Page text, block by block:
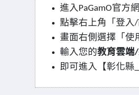
進入 PaGamO官方
點擊右上角「登入/
畫面右側選擇「使
輸入您的教育雲端/
即可進入【彰化縣